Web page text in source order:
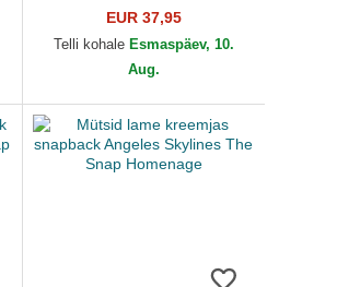
Vintage Childhood Fun The
Homenage
EUR 37,95
Telli kohale Esmaspäev, 10.
Aug.